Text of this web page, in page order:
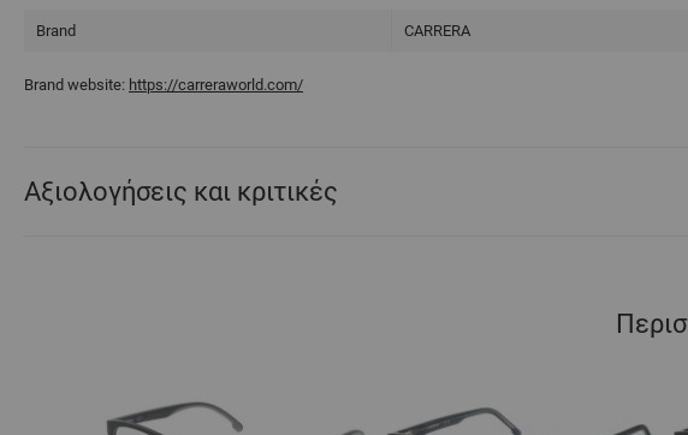
Brand CARRERA
Brand website: https://carreraworld.com/
Αξιολογήσεις και κριτικές